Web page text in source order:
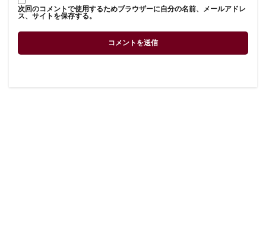
次回のコメントで使用するためブラウザーに自分の名前、メールアドレ
ス、サイトを保存する。